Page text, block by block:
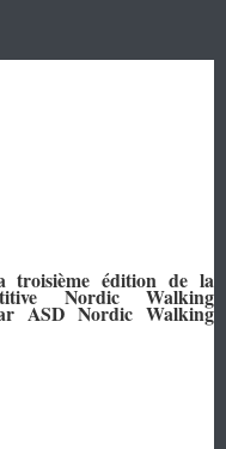
troisième édition de la
Nordic Walking
ASD Nordic Walking